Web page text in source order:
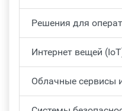
Решения для
Интернет вещей
Облачные сервисы